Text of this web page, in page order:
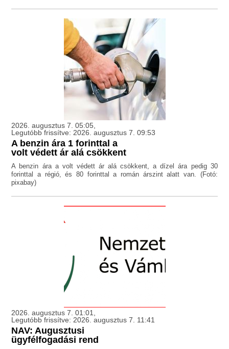
2026. augusztus 7. 05:05,
Legutóbb frissítve: 2026. augusztus 7. 09:53
A benzin ára 1 forinttal a
volt védett ár alá csökkent
A benzin ára a volt védett ár alá csökkent, a dízel ára pedig 30
forinttal a régió, és 80 forinttal a román árszint alatt van. (Fotó:
pixabay)
2026. augusztus 7. 01:01,
Legutóbb frissítve: 2026. augusztus 7. 11:41
NAV: Augusztusi
ügyfélfogadási rend